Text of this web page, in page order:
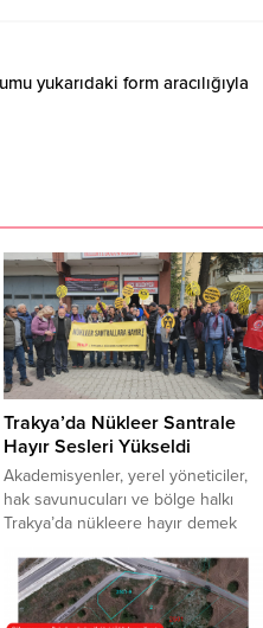
yukarıdaki form aracılığıyla
Trakya’da Nükleer Santrale
Hayır Sesleri Yükseldi
Akademisyenler, yerel yöneticiler,
hak savunucuları ve bölge halkı
Trakya’da nükleere hayır demek
İğneada Longoz Ormanları Milli
Parkı’na yakın bir alanda planlanan
nükleer santral projesine karşı bilim